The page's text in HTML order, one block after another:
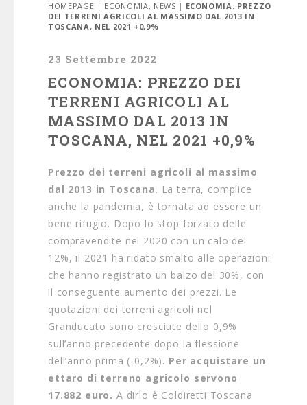
HOMEPAGE | ECONOMIA, NEWS | ECONOMIA: PREZZO
DEI TERRENI AGRICOLI AL MASSIMO DAL 2013 IN
TOSCANA, NEL 2021 +0,9%
23 Settembre 2022
ECONOMIA: PREZZO DEI
TERRENI AGRICOLI AL
MASSIMO DAL 2013 IN
TOSCANA, NEL 2021 +0,9%
Prezzo dei terreni agricoli al massimo
dal 2013 in Toscana. La terra, complice
anche la pandemia, è tornata ad essere un
bene rifugio. Dopo lo stop forzato delle
compravendite nel 2020 con un calo del
12%, il 2021 ha ridato smalto alle operazioni
che hanno registrato un balzo del 30%, con
il conseguente aumento dei prezzi. Le
quotazioni dei terreni agricoli nel
Granducato sono cresciute dello 0,9%
sull’anno precedente dopo la flessione
dell’anno prima (-0,2%). Per acquistare un
ettaro di terreno agricolo servono
17.882 euro. A dirlo è Coldiretti Toscana